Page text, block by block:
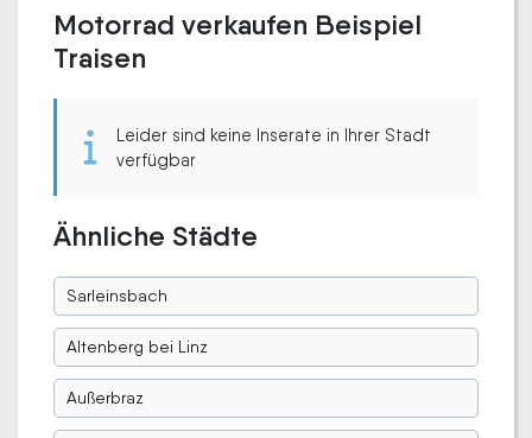
Motorrad verkaufen Beispiel
Traisen
Leider sind keine Inserate in Ihrer Stadt
verfügbar
Ähnliche Städte
Sarleinsbach
Altenberg bei Linz
Außerbraz